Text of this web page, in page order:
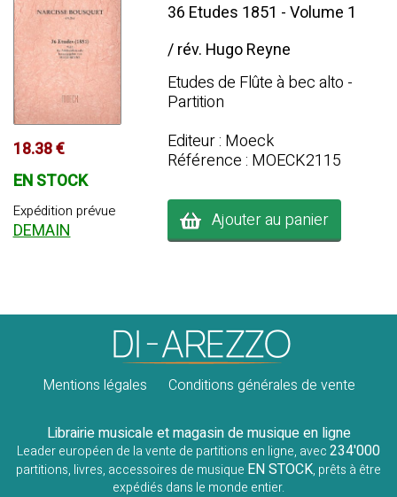
18.38 €
EN STOCK
Expédition prévue
DEMAIN
36 Etudes 1851 - Volume 1
/ rév. Hugo Reyne
Etudes de Flûte à bec alto -
Partition
Editeur : Moeck
Référence : MOECK2115
Ajouter au panier
Mentions légales Conditions générales de vente
Librairie musicale et magasin de musique en ligne
Leader européen de la vente de partitions en ligne, avec234'000
partitions, livres, accessoires de musique EN STOCK, prêts à être
expédiés dans le monde entier.